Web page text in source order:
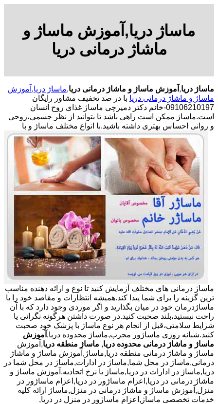
ماساژ دریا,آموزش ماساژ و
ماشاژ درمانی دریا
ماساژ دریا, آموزش ماساژ و ماشاژ درمانی دریا,ماساژ دریا, آموزش
ماساژ و ماشاژ درمانی دریا با در صد تخفیف مشاور رایگان
09106210197-خانم دکتر دمیرچی ماساژ غذای روح انسان
است.ماساژ ممکن است راهی باشد تا بتوانید از نظر جسمی،روحی
و روانی احساس بهتری داشته باشید.با انواع مختلف ماساژ و با
ماساژ درمانی های مختلف آزمایش کنید تا نوع و ارائه دهنده مناسب
ترین گزینه را برای شما پیدا کند.همیشه انتظارات و مقاصد خود را با
ماساژدرمان خود در میان بگذارید و اگر موردی وجود دارد که با آن
راحت نیستید،بلند صحبت کنید.در صورت داشتن هرگونه نگرانی یا
شرایط سلامتی،قبل از انجام هر نوع ماساژ با پزشک خود صحبت
کنید.شبانه روزی ماساژور مجرب,ماساژ محدوده دریا, آموزش
ماساژ و ماشاژ درمانی محدوده دریا, ماساژ منطقه دریا,آموزش
ماساژ و ماشاژ درمانی منطقه دریا,ماساژ,آموزش ماساژ و ماشاژ
درمانی,ماساژ در محل شما,ماساژ در ادارات,ماساژ در محل شما در
دریا,ماساژ در ادارات در دریا,ماساژ با نرخ اتحادیه,آموزش ماساژ و
ماشاژ درمانی در دریا,اعزام ماساژور در دریا,اعزام ماساژور در
منزل,آموزش ماساژ و ماشاژ درمانی در منزل,ماساژ ارائه کلیه
خدمات تخصصی ماساژ,اعزام ماساژور در منزل در دریا,